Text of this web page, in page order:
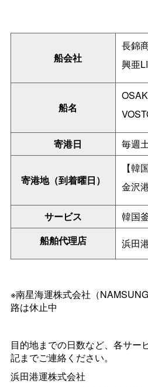
船会社
長錦
興亜
船名
寄港日 毎週
寄港地（到着曜日）
【
金沢
サービス
韓国
船舶代理店
浜田
※南星海運株式会社（
路は休止中
目的地までの日数など、各サー
記までご連絡ください。
浜田港運株式会社